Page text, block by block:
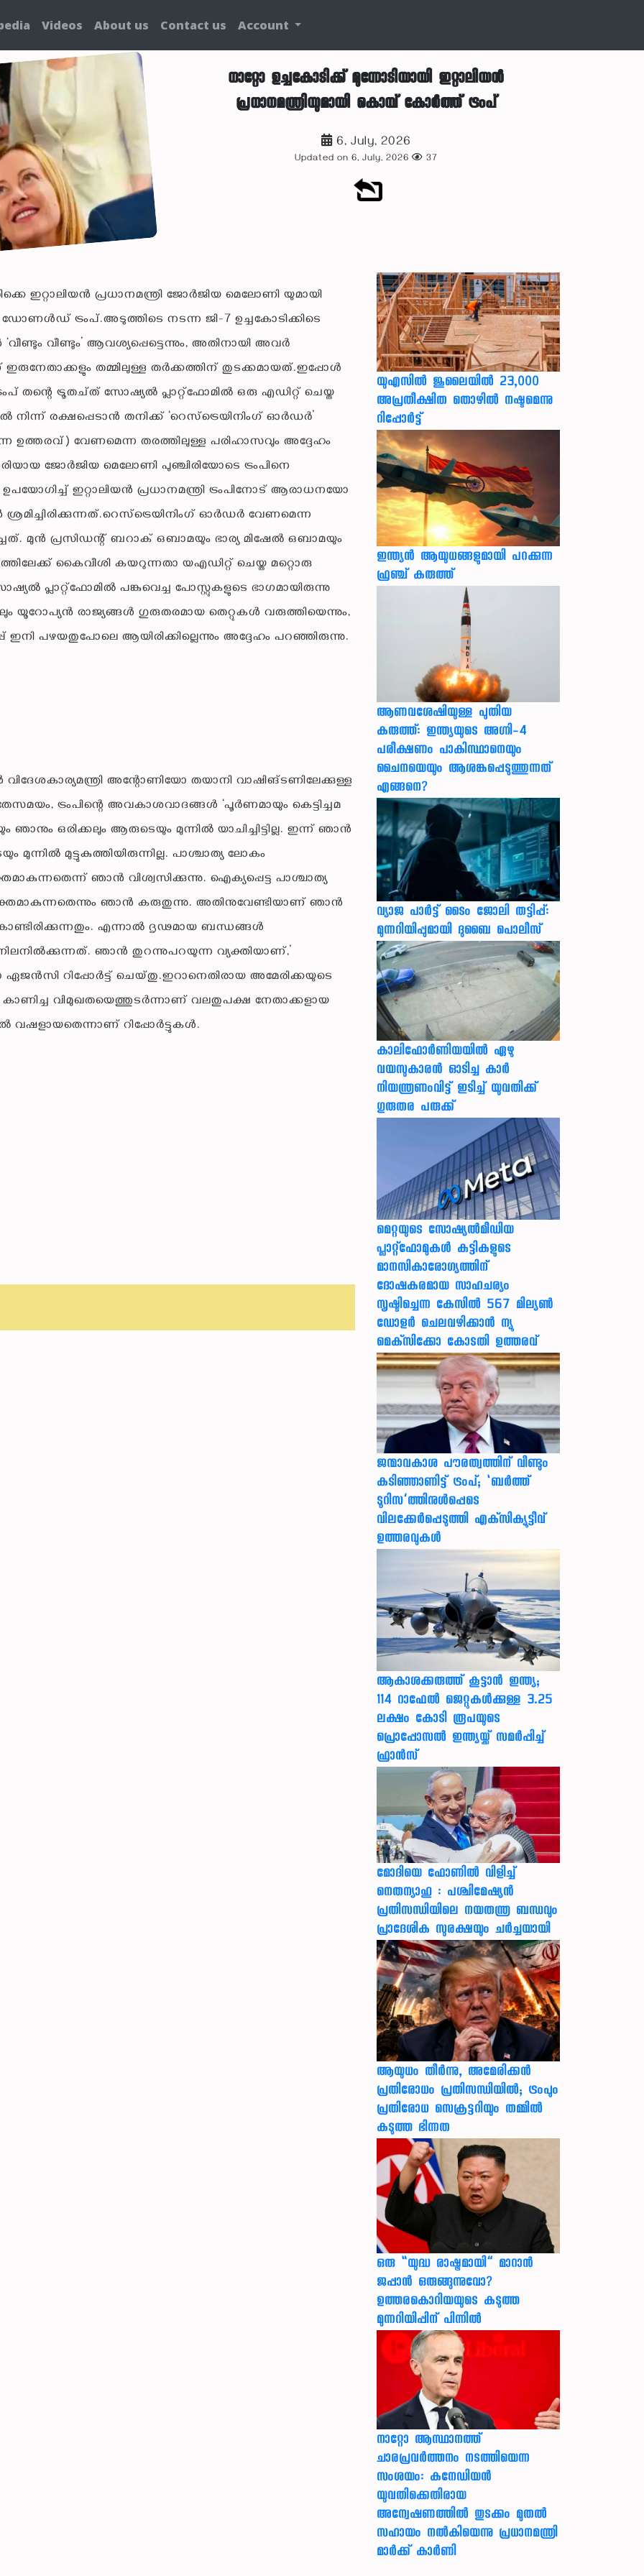
Videos About us Contact us Account
നാറ്റോ ഉച്ചകോടിക്ക് മുന്നോടിയായി ഇറ്റാലിയന്‍
പ്രധാനമന്ത്രിയുമായി കൊമ്പ് കോര്‍ത്ത് ട്രംപ്
6, July, 2026
Updated on 6, July, 2026 37
ഇറ്റാലിയന്‍ പ്രധാനമന്ത്രി ജോര്‍ജിയ മെലോണി യുമായി
ട്രംപ്.അടുത്തിടെ നടന്ന ജി-7 ഉച്ചകോടിക്കിടെ
വീണ്ടും’ ആവശ്യപ്പെട്ടെന്നും, അതിനായി അവര്‍
ഇരുനേതാക്കളും തമ്മിലുള്ള തര്‍ക്കത്തിന് തുടക്കമായത്.ഇപ്പോള്‍
തന്റെ ട്രൂതച്ത് സോഷ്യല്‍ പ്ലാറ്റ്ഫോമില്‍ ഒരു എഡിറ്റ് ചെയ്ത
നിന്ന് രക്ഷപ്പെടാന്‍ തനിക്ക് ‘റെസ്‌ട്രെയിനിംഗ് ഓര്‍ഡര്‍’
ഉത്തരവ്) വേണമെന്ന തരത്തിലുള്ള പരിഹാസവും അദ്ദേഹം
ജോര്‍ജിയ മെലോണി പുഞ്ചിരിയോടെ ട്രംപിനെ
ഇറ്റാലിയന്‍ പ്രധാനമന്ത്രി ട്രംപിനോട് ആരാധനയോ
ശ്രമിച്ചിരിക്കുന്നത്.റെസ്‌ട്രെയിനിംഗ് ഓര്‍ഡര്‍ വേണമെന്ന
മുന്‍ പ്രസിഡന്റ് ബറാക് ഒബാമയും ഭാര്യ മിഷേല്‍ ഒബാമയും
കൈവീശി കയറുന്നതാ യഎഡിറ്റ് ചെയ്ത മറ്റൊരു
പ്ലാറ്റ്ഫോമില്‍ പങ്കുവെച്ച പോസ്റ്റുകളുടെ ഭാഗമായിരുന്നു
യൂറോപ്യന്‍ രാജ്യങ്ങള്‍ ഗുരുതരമായ തെറ്റുകള്‍ വരുത്തിയെന്നും,
ഇനി പഴയതുപോലെ ആയിരിക്കില്ലെന്നും അദ്ദേഹം പറഞ്ഞിരുന്നു.
വിദേശകാര്യമന്ത്രി അന്റോണിയോ തയാനി വാഷിങ്ടണിലേക്കുള്ള
ട്രംപിന്റെ അവകാശവാദങ്ങള്‍ ‘പൂര്‍ണമായും കെട്ടിച്ചമ
ഞാനും ഒരിക്കലും ആരുടെയും മുന്നില്‍ യാചിച്ചിട്ടില്ല. ഇന്ന് ഞാന്‍
മുട്ടുകുത്തിയിരുന്നില്ല. പാശ്ചാത്യ ലോകം
ഞാന്‍ വിശ്വസിക്കുന്നു. ഐക്യപ്പെട്ട പാശ്ചാത്യ
ഞാന്‍ കരുതുന്നു. അതിനുവേണ്ടിയാണ് ഞാന്‍
കൊണ്ടിരിക്കുന്നതും. എന്നാല്‍ ദൃഢമായ ബന്ധങ്ങള്‍
ഞാന്‍ തുറന്നുപറയുന്ന വ്യക്തിയാണ്,’
ഏജന്‍സി റിപ്പോര്‍ട്ട് ചെയ്തു.ഇറാനെതിരായ അമേരിക്കയുടെ
കാണിച്ച വിമുഖതയെത്തുടര്‍ന്നാണ് വലതുപക്ഷ നേതാക്കളായ
വഷളായതെന്നാണ് റിപ്പോര്‍ട്ടുകള്‍.
യുഎസില്‍ ജൂലൈയില്‍ 23,000
അപ്രതീക്ഷിത തൊഴില്‍ നഷ്ടമെന്നു
റിപ്പോര്‍ട്ട്
ഇന്ത്യൻ ആയുധങ്ങളുമായി പറക്കുന്ന
ഫ്രഞ്ച് കരുത്ത്
ആണവശേഷിയുള്ള പുതിയ
കരുത്ത്: ഇന്ത്യയുടെ അഗ്നി-4
പരീക്ഷണം പാകിസ്ഥാനെയും
ചൈനയെയും ആശങ്കപ്പെടുത്തുന്നത്
എങ്ങനെ?
വ്യാജ പാർട്ട് ടൈം ജോലി തട്ടിപ്പ്:
മുന്നറിയിപ്പുമായി ദുബൈ പൊലീസ്
കാലിഫോര്‍ണിയയില്‍ ഏഴു
വയസുകാരന്‍ ഓടിച്ച കാര്‍
നിയന്ത്രണംവിട്ട് ഇടിച്ച് യുവതിക്ക്
ഗുരുതര പരുക്ക്
മെറ്റയുടെ സോഷ്യല്‍മീഡിയ
പ്ലാറ്റ്‌ഫോമുകള്‍ കുട്ടികളുടെ
മാനസികാരോഗ്യത്തിന്
ദോഷകരമായ സാഹചര്യം
സൃഷ്ടിച്ചെന്ന കേസില്‍ 567 മില്യണ്‍
ഡോളര്‍ ചെലവഴിക്കാന്‍ ന്യൂ
മെക്‌സിക്കോ കോടതി ഉത്തരവ്
ജന്മാവകാശ പൗരത്വത്തിന് വീണ്ടും
കടിഞ്ഞാണിട്ട് ട്രംപ്; ‘ബര്‍ത്ത്
ടൂറിസ’ത്തിനുള്‍പ്പെടെ
വിലക്കേര്‍പ്പെടുത്തി എക്‌സിക്യൂട്ടീവ്
ഉത്തരവുകള്‍
ആകാശക്കരുത്ത് കൂട്ടാൻ ഇന്ത്യ;
114 റാഫേൽ ജെറ്റുകൾക്കുള്ള 3.25
ലക്ഷം കോടി രൂപയുടെ
പ്രൊപ്പോസൽ ഇന്ത്യയ്ക്ക് സമർപ്പിച്ച്
ഫ്രാൻസ്
മോദിയെ ഫോണിൽ വിളിച്ച്
നെതന്യാഹു : പശ്ചിമേഷ്യൻ
പ്രതിസന്ധിയിലെ നയതന്ത്ര ബന്ധവും
പ്രാദേശിക സുരക്ഷയും ചർച്ചയായി
ആയുധം തീർന്നു, അമേരിക്കൻ
പ്രതിരോധം പ്രതിസന്ധിയിൽ; ട്രംപും
പ്രതിരോധ സെക്രട്ടറിയും തമ്മിൽ
കടുത്ത ഭിന്നത
ഒരു “യുദ്ധ രാഷ്ട്രമായി” മാറാൻ
ജപ്പാൻ ഒരുങ്ങുന്നുവോ?
ഉത്തരകൊറിയയുടെ കടുത്ത
മുന്നറിയിപ്പിന് പിന്നിൽ
നാറ്റോ ആസ്ഥാനത്ത്
ചാരപ്രവര്‍ത്തനം നടത്തിയെന്ന
സംശയം: കനേഡിയന്‍
യുവതിക്കെതിരായ
അന്വേഷണത്തില്‍ തുടക്കം മുതല്‍
സഹായം നല്‍കിയെന്നു പ്രധാനമന്ത്രി
മാര്‍ക്ക് കാര്‍ണി